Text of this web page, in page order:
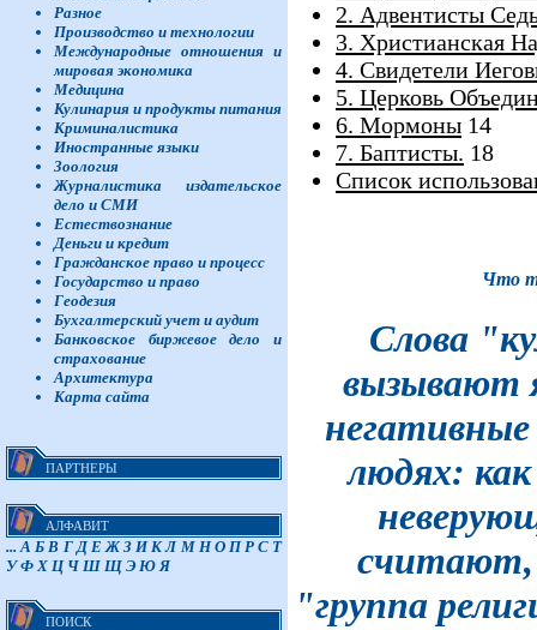
Разное
Производство и технологии
Международные отношения и
мировая экономика
Медицина
Кулинария и продукты питания
Криминалистика
Иностранные языки
Зоология
Журналистика издательское
дело и СМИ
Естествознание
Деньги и кредит
Гражданское право и процесс
Государство и право
Геодезия
Бухгалтерский учет и аудит
Банковское биржевое дело и
страхование
Архитектура
Карта сайта
ПАРТНЕРЫ
АЛФАВИТ
... А Б В Г Д Е Ж З И К Л М Н О П Р С Т
У Ф Х Ц Ч Ш Щ Э Ю Я
ПОИСК
2. Адвентисты
3. Христианская
4. Свидетели
5. Церковь
6. Мормоны 14
7. Баптисты. 18
Список
Что
Слова
вызывают
людях:
считают,
"группа